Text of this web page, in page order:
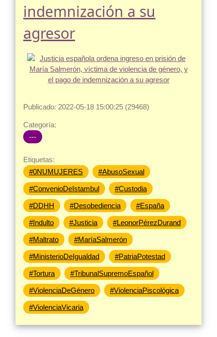
indemnización a su
agresor
Publicado: 2022-05-18 15:00:25 (29468)
Categoría:
---
Etiquetas:
#0NUMUJERES
#AbusoSexual
#ConvenioDeIstambul #Custodia
#DDHH #Desobediencia #España
#Indulto #Justicia #LeonorPérezDurand
#Maltrato #MaríaSalmerón
#MinisterioDeIgualdad #PatriaPotestad
#Tortura #TribunalSupremoEspañol
#ViolenciaDeGénero #ViolenciaPiscológica
#ViolenciaVicaria